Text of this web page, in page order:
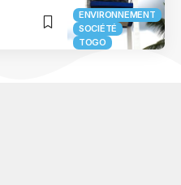
ENVIRONNEMENT
SOCIÉTÉ
TOGO